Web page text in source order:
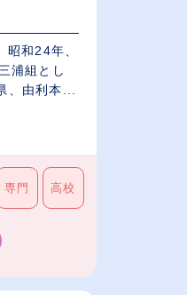
和24年、
浦組とし
、由利本...
専門 高校